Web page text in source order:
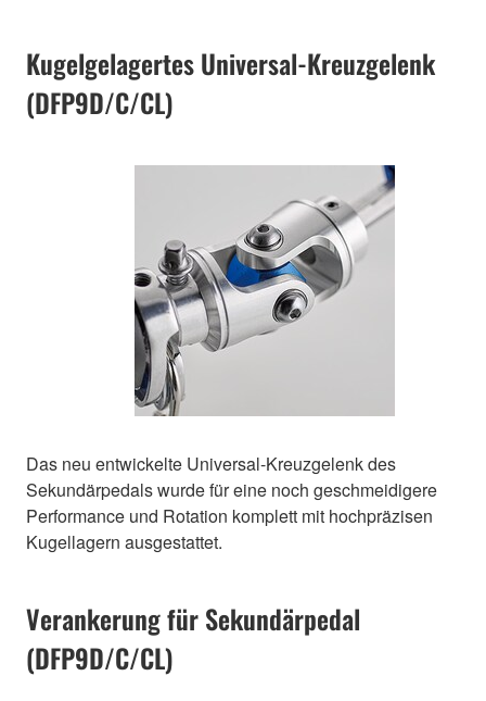
Kugelgelagertes Universal-Kreuzgelenk
(DFP9D/C/CL)
Das neu entwickelte Universal-Kreuzgelenk des
Sekundärpedals wurde für eine noch geschmeidigere
Performance und Rotation komplett mit hochpräzisen
Kugellagern ausgestattet.
Verankerung für Sekundärpedal
(DFP9D/C/CL)